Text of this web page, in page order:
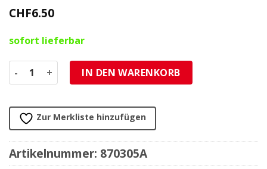
CHF6.50
sofort lieferbar
Kettenschloss 530 mit Clip AFAM A530HS, ohne O-Ring
IN DEN WARENKORB
Zur Merkliste hinzufügen
Artikelnummer: 870305A